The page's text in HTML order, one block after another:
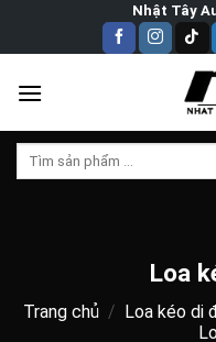
Nhật Tây
Tìm
Loa
Trang chủ / Loa kéo di